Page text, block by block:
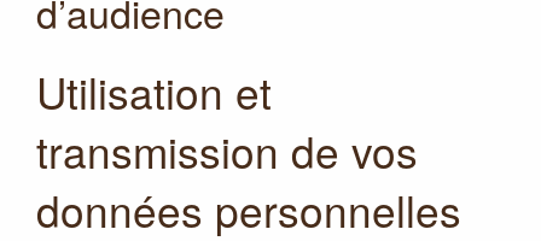
d’audience
Utilisation et
transmission de vos
données personnelles